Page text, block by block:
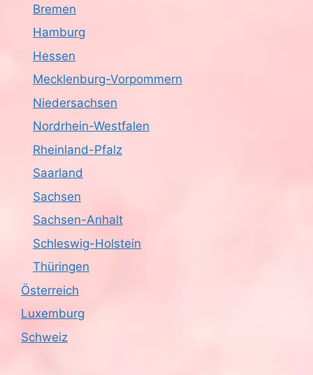
Bremen
Hamburg
Hessen
Mecklenburg-Vorpommern
Niedersachsen
Nordrhein-Westfalen
Rheinland-Pfalz
Saarland
Sachsen
Sachsen-Anhalt
Schleswig-Holstein
Thüringen
Österreich
Luxemburg
Schweiz